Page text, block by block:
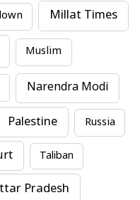
Millat Times
Muslim
Narendra Modi
Palestine Russia
Taliban
Pradesh